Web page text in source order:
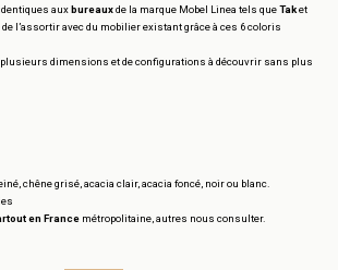
auxbureauxde la marque Mobel Linea tels queTaket
l’assortir avec du mobilier existant grâce à ces 6 coloris
dimensions et de configurations à découvrir sans plus
chêne grisé, acacia clair, acacia foncé, noir ou blanc.
en France métropolitaine, autres nous consulter.